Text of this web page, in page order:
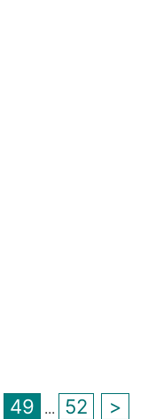
49 ... 52 >